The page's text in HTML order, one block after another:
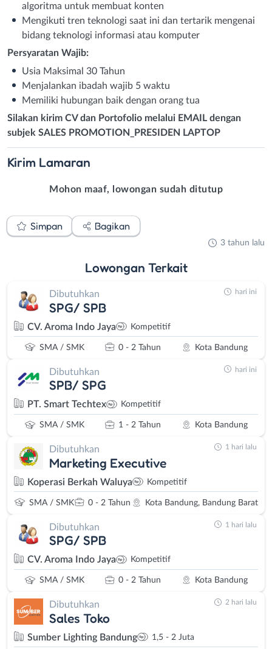
algoritma untuk membuat konten
Mengikuti tren teknologi saat ini dan tertarik mengenai
bidang teknologi informasi atau komputer
Persyaratan Wajib:
Usia Maksimal 30 Tahun
Menjalankan ibadah wajib 5 waktu
Memiliki hubungan baik dengan orang tua
Silakan kirim CV dan Portofolio melalui EMAIL dengan
subjek SALES PROMOTION_PRESIDEN LAPTOP
Kirim Lamaran
Mohon maaf, lowongan sudah ditutup
Simpan Bagikan
3 tahun lalu
Lowongan Terkait
Dibutuhkan
SPG/ SPB
CV. Aroma Indo Jaya Kompetitif
SMA / SMK 0 - 2 Tahun Kota Bandung
hari ini
Dibutuhkan
SPB/ SPG
PT. Smart Techtex Kompetitif
SMA / SMK 1 - 2 Tahun Kota Bandung
hari ini
Dibutuhkan
Marketing Executive
Koperasi Berkah Waluya Kompetitif
SMA / SMK 0 - 2 Tahun Kota Bandung, Bandung Barat
1 hari lalu
Dibutuhkan
SPG/ SPB
CV. Aroma Indo Jaya Kompetitif
SMA / SMK 0 - 2 Tahun Kota Bandung
1 hari lalu
Dibutuhkan
Sales Toko
Sumber Lighting Bandung 1,5 - 2 Juta
2 hari lalu